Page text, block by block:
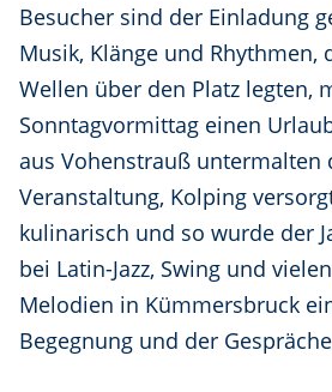
Besucher sind der Einladung
Musik, Klänge und Rhythmen,
Wellen über den Platz legten,
Sonntagvormittag einen
aus Vohenstrauß untermalten
Veranstaltung, Kolping
kulinarisch und so wurde der
bei Latin-Jazz, Swing und
Melodien in Kümmersbruck
Begegnung und der